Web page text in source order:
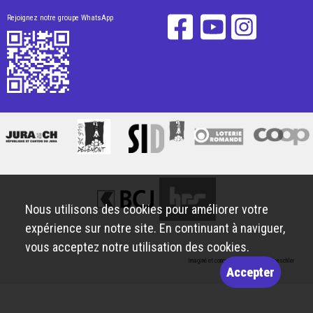
Rejoignez notre groupe WhatsApp
Imaginé et conçu par Giorgianni & Moeschler
Nous utilisons des cookies pour améliorer votre
expérience sur notre site. En continuant à naviguer,
vous acceptez notre utilisation des cookies.
Accepter